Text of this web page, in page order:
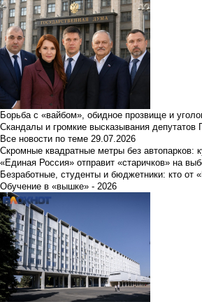
Борьба с «вайбом», обидное прозвище и
Скандалы и громкие высказывания депутатов
Все новости по теме 29.07.2026
Скромные квадратные метры без автопарков:
«Единая Россия» отправит «старичков» на
Безработные, студенты и бюджетники: кто от
Обучение в «вышке» - 2026